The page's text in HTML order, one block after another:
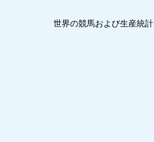
世界の競馬および生産統計